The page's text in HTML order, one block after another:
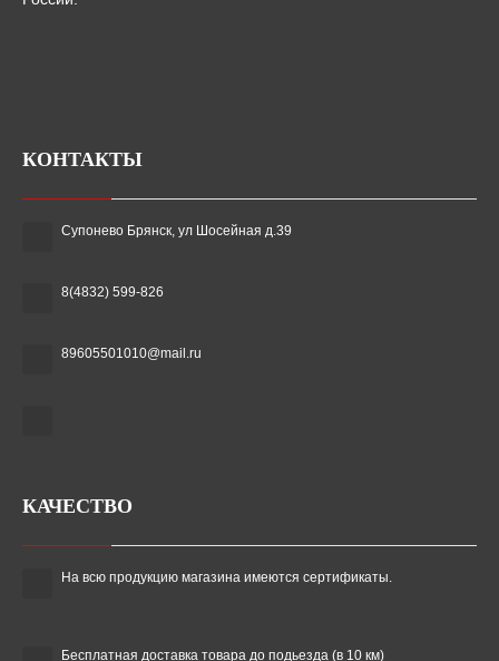
КОНТАКТЫ
Супонево Брянск, ул Шосейная д.39
8(4832) 599-826
89605501010@mail.ru
КАЧЕСТВО
На всю продукцию магазина имеются сертификаты.
Бесплатная доставка товара до подьезда (в 10 км)